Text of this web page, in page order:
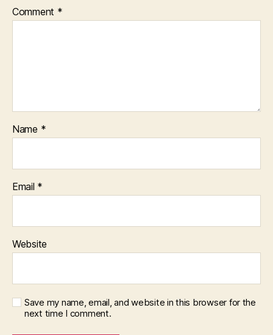
Comment *
Name *
Email *
Website
Save my name, email, and website in this browser for the
next time I comment.